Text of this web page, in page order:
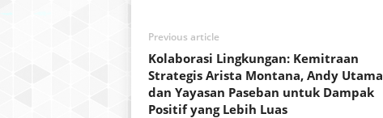
Previous article
Kolaborasi Lingkungan: Kemitraan
Strategis Arista Montana, Andy
dan Yayasan Paseban untuk Dampak
Positif yang Lebih Luas